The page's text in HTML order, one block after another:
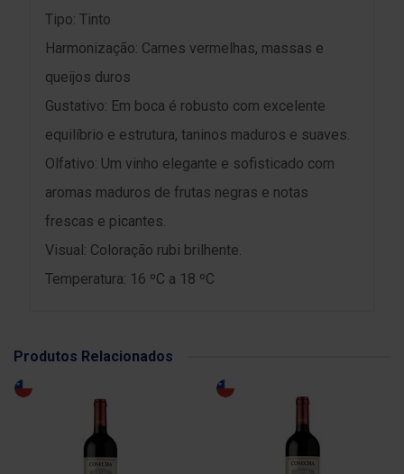
Tipo: Tinto
Harmonização: Carnes vermelhas, massas e
queijos duros
Gustativo: Em boca é robusto com excelente
equilíbrio e estrutura, taninos maduros e suaves.
Olfativo: Um vinho elegante e sofisticado com
aromas maduros de frutas negras e notas
frescas e picantes.
Visual: Coloração rubi brilhente.
Temperatura: 16 ºC a 18 ºC
Produtos Relacionados